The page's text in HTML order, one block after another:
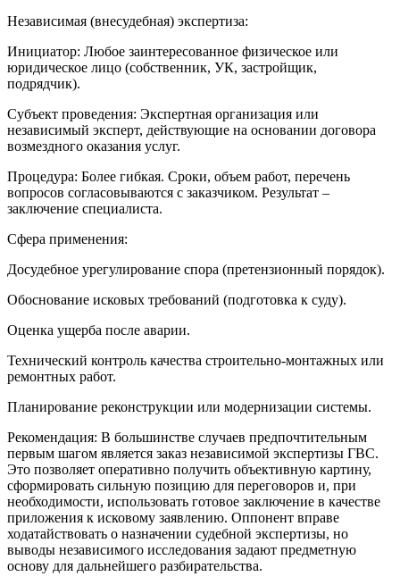
Независимая (внесудебная) экспертиза:
Инициатор: Любое заинтересованное физическое или
юридическое лицо (собственник, УК, застройщик,
подрядчик).
Субъект проведения: Экспертная организация или
независимый эксперт, действующие на основании договора
возмездного оказания услуг.
Процедура: Более гибкая. Сроки, объем работ, перечень
вопросов согласовываются с заказчиком. Результат –
заключение специалиста.
Сфера применения:
Досудебное урегулирование спора (претензионный порядок).
Обоснование исковых требований (подготовка к суду).
Оценка ущерба после аварии.
Технический контроль качества строительно-монтажных или
ремонтных работ.
Планирование реконструкции или модернизации системы.
Рекомендация: В большинстве случаев предпочтительным
первым шагом является заказ независимой экспертизы ГВС.
Это позволяет оперативно получить объективную картину,
сформировать сильную позицию для переговоров и, при
необходимости, использовать готовое заключение в качестве
приложения к исковому заявлению. Оппонент вправе
ходатайствовать о назначении судебной экспертизы, но
выводы независимого исследования задают предметную
основу для дальнейшего разбирательства.